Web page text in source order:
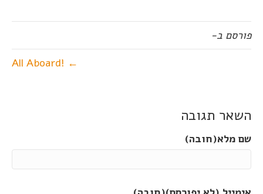
פורסם ב-
← !All Aboard
השאר תגובה
שם מלא(חובה)